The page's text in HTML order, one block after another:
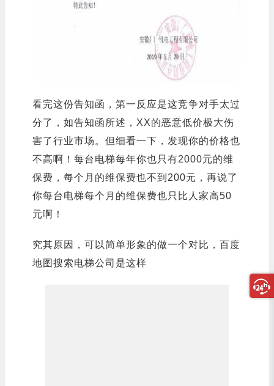
看完这份告知函，第一反应是这竞争对手太过
分了，如告知函所述，XX的恶意低价极大伤
害了行业市场。但细看一下，发现你的价格也
不高啊！ 每台电梯每年你也只有2000元的维
保费，每个月的维保费也不到200元， 再说了
你每台电梯每个月的维保费也只比人家高50
元啊！
究其原因，可以简单形象的做一个对比，百度
地图搜索电梯公司是这样